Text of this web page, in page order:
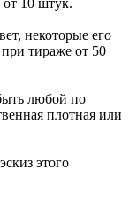
некоторые его
тираже от 50
любой по
плотная или
этого